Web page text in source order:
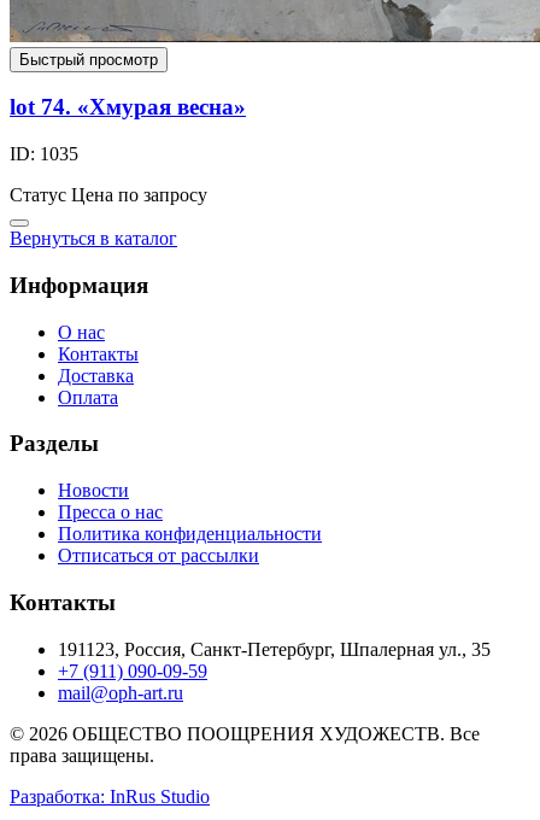
Быстрый просмотр
lot 74. «Хмурая весна»
ID: 1035
Статус Цена по запросу
Вернуться в каталог
Информация
О нас
Контакты
Доставка
Оплата
Разделы
Новости
Пресса о нас
Политика конфиденциальности
Отписаться от рассылки
Контакты
191123, Россия, Санкт-Петербург, Шпалерная ул., 35
+7 (911) 090-09-59
mail@oph-art.ru
© 2026 ОБЩЕСТВО ПООЩРЕНИЯ ХУДОЖЕСТВ. Все
права защищены.
Разработка: InRus Studio